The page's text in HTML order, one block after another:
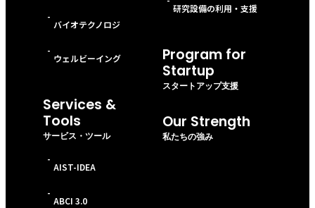
-
バイオテクノロジ
-
ウェルビーイング
Services &
Tools
サービス・ツール
-
AIST-IDEA
-
ABCI 3.0
研究設備の利用・支援
Program for
Startup
スタートアップ支援
Our Strength
私たちの強み